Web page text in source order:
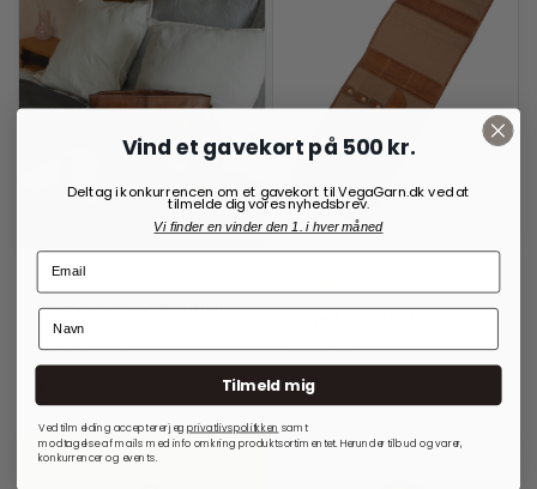
Project 2 Crossover Walnut
999,00kr.
TIL RUNDPINDE
699,00kr.
På lager
Vind et gavekort på 500 kr.
Deltag i konkurrencen om et gavekort til VegaGarn.dk ved at
tilmelde dig vores nyhedsbrev.
Vi finder en vinder den 1. i hver måned
Tilmeld mig
Ved tilmelding accepterer jegprivatlivspolitkken samt
modtagelse af mails med info omkring produktsortimentet. Herunder tilbud og varer,
konkurrencer og events.